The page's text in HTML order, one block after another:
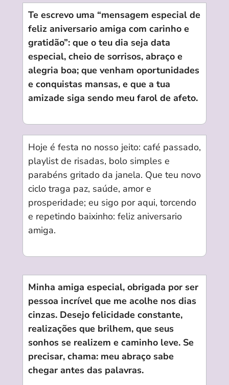
Te escrevo uma “mensagem especial de
feliz aniversario amiga com carinho e
gratidão”: que o teu dia seja data
especial, cheio de sorrisos, abraço e
alegria boa; que venham oportunidades
e conquistas mansas, e que a tua
amizade siga sendo meu farol de afeto.
Hoje é festa no nosso jeito: café passado,
playlist de risadas, bolo simples e
parabéns gritado da janela. Que teu novo
ciclo traga paz, saúde, amor e
prosperidade; eu sigo por aqui, torcendo
e repetindo baixinho: feliz aniversario
amiga.
Minha amiga especial, obrigada por ser
pessoa incrível que me acolhe nos dias
cinzas. Desejo felicidade constante,
realizações que brilhem, que seus
sonhos se realizem e caminho leve. Se
precisar, chama: meu abraço sabe
chegar antes das palavras.